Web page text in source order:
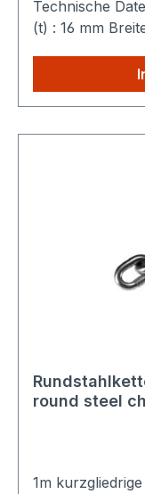
Technische
(t) : 16 mm
unserem Shop
round steel
1m